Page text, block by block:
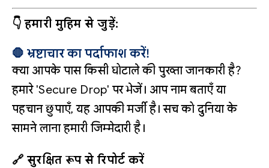
👇 हमारी मुहिम से जुड़ें:
🛑 भ्रष्टाचार का पर्दाफाश करें!
क्या आपके पास किसी घोटाले की पुख्ता जानकारी है?
हमारे 'Secure Drop' पर भेजें। आप नाम बताएँ या
पहचान छुपाएँ, यह आपकी मर्जी है। सच को दुनिया के
सामने लाना हमारी जिम्मेदारी है।
🔗 सुरक्षित रूप से रिपोर्ट करें